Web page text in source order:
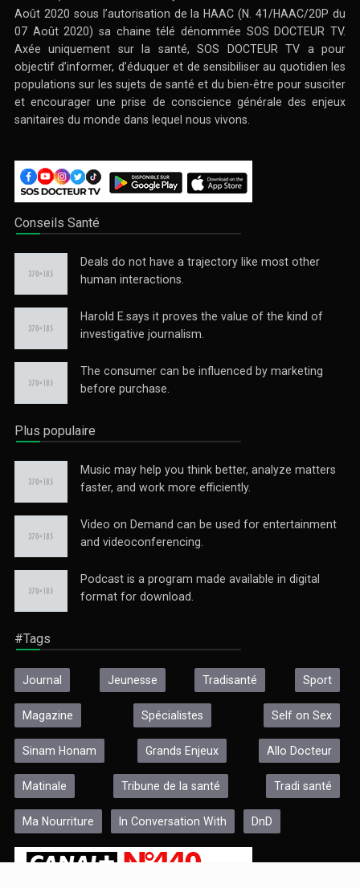
In Concersation With
LE GRAND DOSSIER DU MOIS. Ici les grands Hommes de la
médecine ...
Une émission sportive matinale centrée sur les différents
types ...
Les Mesures de Prudence
Les Jeunes en Parlent
L’émission qui contribue à l'épanouissement des jeunes ...
Août 2020 sous l’autorisation de la HAAC (N. 41/HAAC/20P du
07 Août 2020) sa chaine télé dénommée SOS DOCTEUR TV.
Axée uniquement sur la santé, SOS DOCTEUR TV a pour
objectif d’informer, d’éduquer et de sensibiliser au quotidien les
populations sur les sujets de santé et du bien-être pour susciter
et encourager une prise de conscience générale des enjeux
sanitaires du monde dans lequel nous vivons.
Conseils Santé
Deals do not have a trajectory like most other
human interactions.
Harold E.says it proves the value of the kind of
investigative journalism.
The consumer can be influenced by marketing
before purchase.
Plus populaire
Music may help you think better, analyze matters
faster, and work more efficiently.
Video on Demand can be used for entertainment
and videoconferencing.
Podcast is a program made available in digital
format for download.
#Tags
Journal Jeunesse Tradisanté Sport
Magazine Spécialistes Self on Sex
Sinam Honam Grands Enjeux Allo Docteur
Matinale Tribune de la santé Tradi santé
Ma Nourriture In Conversation With DnD